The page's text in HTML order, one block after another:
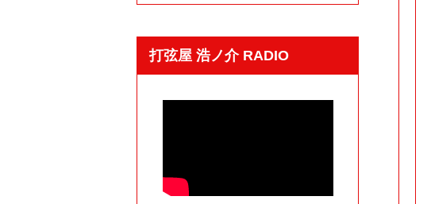
打弦屋 浩ノ介 RADIO